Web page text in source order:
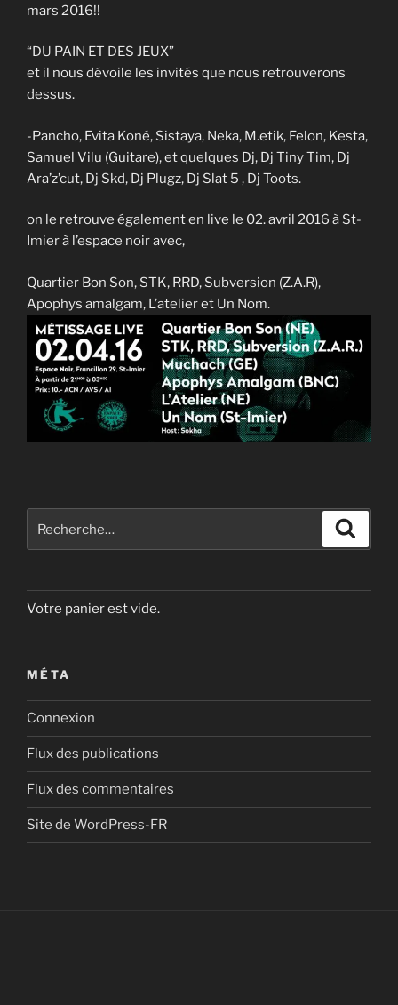
mars 2016!!
“DU PAIN ET DES JEUX”
et il nous dévoile les invités que nous retrouverons
dessus.
-Pancho, Evita Koné, Sistaya, Neka, M.etik, Felon, Kesta,
Samuel Vilu (Guitare), et quelques Dj, Dj Tiny Tim, Dj
Ara’z’cut, Dj Skd, Dj Plugz, Dj Slat 5 , Dj Toots.
on le retrouve également en live le 02. avril 2016 à St-
Imier à l’espace noir avec,
Quartier Bon Son, STK, RRD, Subversion (Z.A.R),
Apophys amalgam, L’atelier et Un Nom.
Votre panier est vide.
MÉTA
Connexion
Flux des publications
Flux des commentaires
Site de WordPress-FR